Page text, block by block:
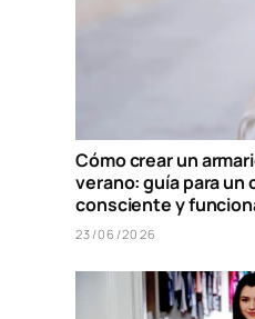
Cómo crear un
verano: guía para un
consciente y
23/06/2026